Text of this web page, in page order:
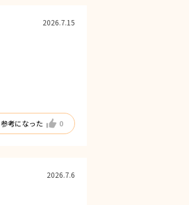
2026.7.15
参考になった 0
2026.7.6